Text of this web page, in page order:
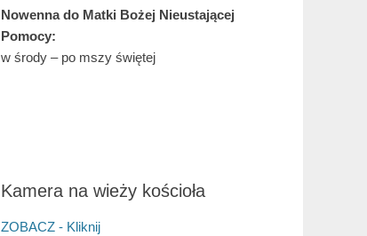
Nowenna do Matki Bożej Nieustającej
Pomocy:
w środy – po mszy świętej
Kamera na wieży kościoła
ZOBACZ - Kliknij